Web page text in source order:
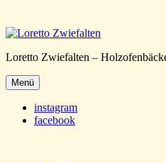
Loretto Zwiefalten –
Menü
instagram
facebook